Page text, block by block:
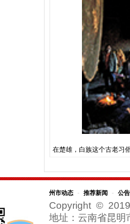
州市动态 - 推荐新闻 - 公
Copyright ©
地址：云南省昆